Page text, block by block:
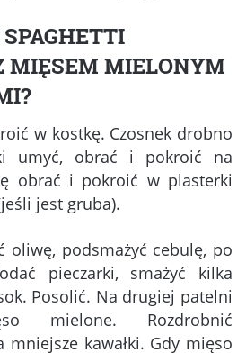
MIĘSEM MIELONYM
w kostkę. Czosnek drobno
umyć, obrać i pokroić na
obrać i pokroić w plasterki
jest gruba).
oliwę, podsmażyć cebulę, po
pieczarki, smażyć kilka
Posolić. Na drugiej patelni
mielone. Rozdrobnić
mniejsze kawałki. Gdy mięso